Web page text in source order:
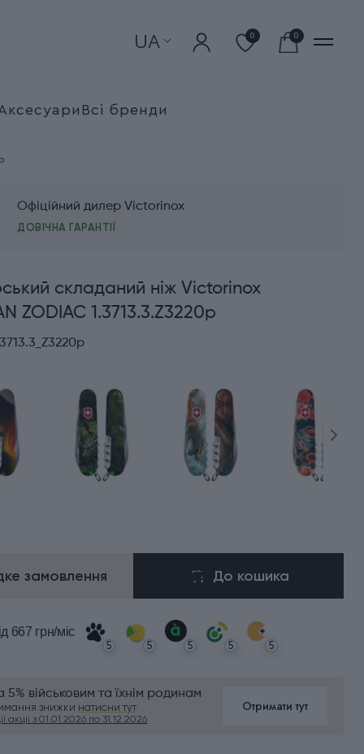
UA 0 0
Всі бренди
Офіційний дилер Victorinox
ДОВІЧНА ГАРАНТІЇ
складаний ніж Victorinox
ZODIAC 1.3713.3.Z3220p
замовлення До кошика
667 грн/міс
5 5 5 5 5
5% військовим та їхнім родинам
знижки натисни тут
акції з 01.01.2026 по 31.12.2026
Отримати тут